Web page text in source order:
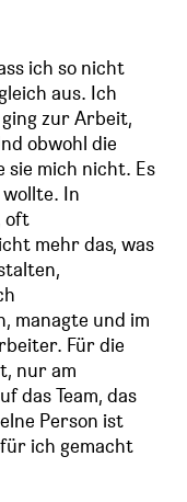
ich so nicht
aus. Ich
zur Arbeit,
obwohl die
mich nicht. Es
In
oft
mehr das, was
managte und im
Für die
nur am
das Team, das
Person ist
ich gemacht